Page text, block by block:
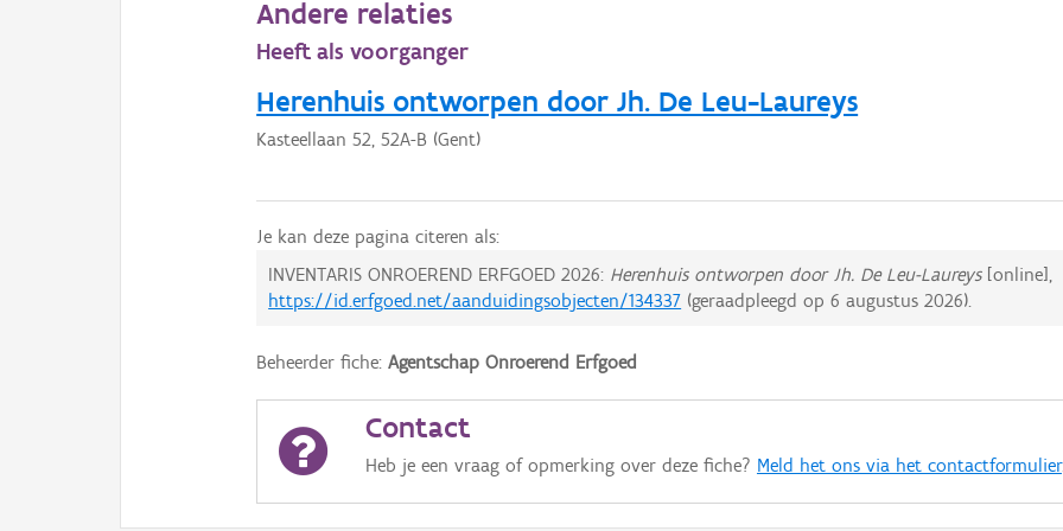
Andere relaties
Heeft als voorganger
Herenhuis ontworpen door Jh. De Leu-Laureys
Kasteellaan 52, 52A-B (Gent)
Je kan deze pagina citeren als:
INVENTARIS ONROEREND ERFGOED 2026: Herenhuis ontworpen door Jh. De Leu-Laureys[online],
https://id.erfgoed.net/aanduidingsobjecten/134337 (geraadpleegd op6 augustus 2026).
Beheerder fiche:Agentschap Onroerend Erfgoed
Contact
Heb je een vraag of opmerking over deze fiche? Meld het ons via het contactformulier